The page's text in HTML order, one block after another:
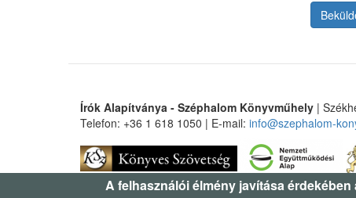
Írók Alapítványa - Széphalom Könyvműhely |
Telefon: +36 1 618 1050 | E-mail: info@szephalom-
A felhasználói élmény javítása